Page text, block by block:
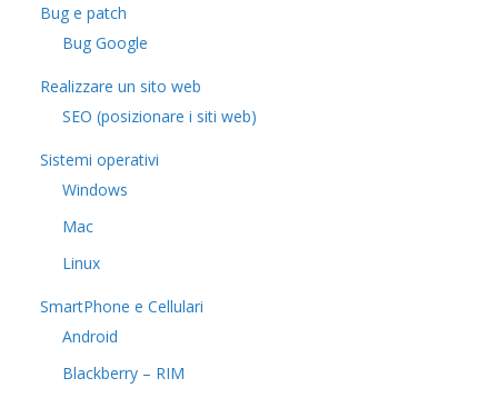
Bug e patch
Bug Google
Realizzare un sito web
SEO (posizionare i siti web)
Sistemi operativi
Windows
Mac
Linux
SmartPhone e Cellulari
Android
Blackberry – RIM